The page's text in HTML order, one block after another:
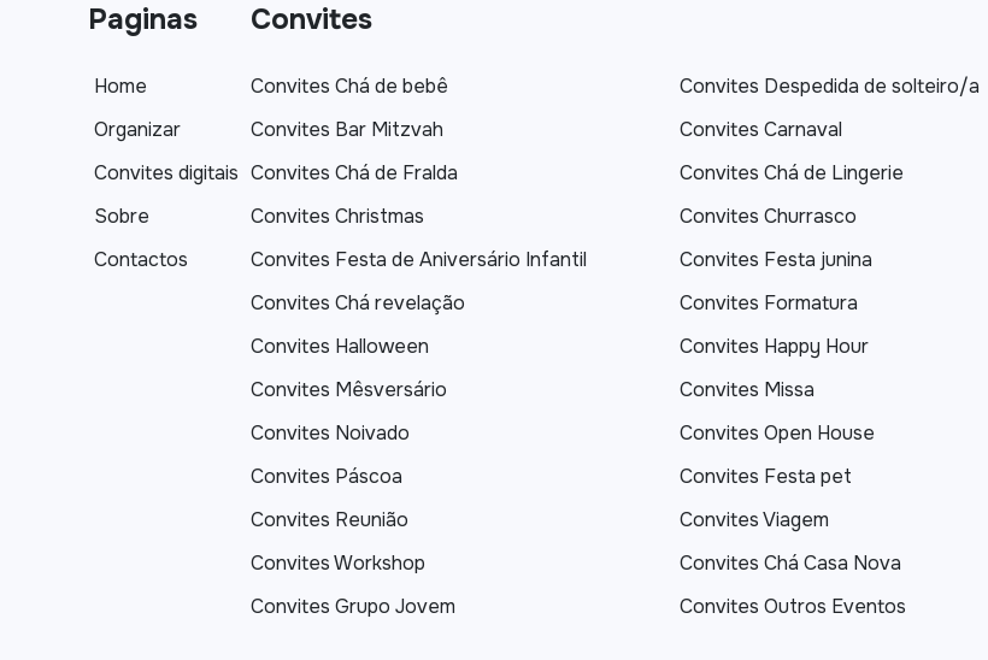
Paginas
Home
Organizar
Convites digitais
Sobre
Contactos
Convites
Convites Chá de bebê Convites Despedida de solteiro/a
Convites Bar Mitzvah
Convites Carnaval
Convites Chá de Fralda
Convites Chá de Lingerie
Convites Christmas
Convites Churrasco
Convites Festa de Aniversário Infantil
Convites Festa junina
Convites Chá revelação
Convites Formatura
Convites Halloween
Convites Happy Hour
Convites Mêsversário
Convites Missa
Convites Noivado
Convites Open House
Convites Páscoa
Convites Festa pet
Convites Reunião
Convites Viagem
Convites Workshop
Convites Chá Casa Nova
Convites Grupo Jovem
Convites Outros Eventos